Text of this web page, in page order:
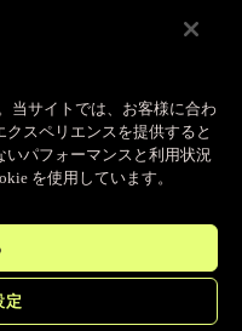
エッジで直接アクセス
当サイトでは、お客様に合わ
スペリエンスを提供すると
いパフォーマンスと利用状況
を使用しています。
定